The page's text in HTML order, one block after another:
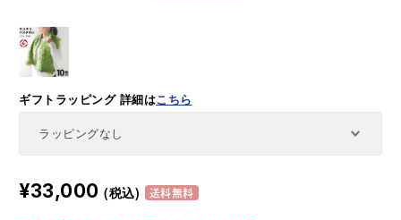
ギフトラッピング 詳細はこちら
¥33,000 (税込) 送料無料